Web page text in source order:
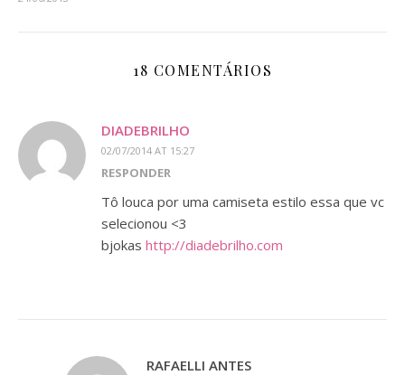
18 COMENTÁRIOS
DIADEBRILHO
02/07/2014 AT 15:27
RESPONDER
Tô louca por uma camiseta estilo essa que vc
selecionou <3
bjokas http://diadebrilho.com
RAFAELLI ANTES